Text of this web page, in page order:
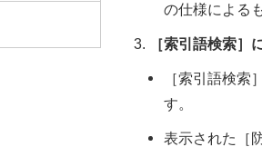
の仕様による
［索引語検索］
［索引語検
す。
表示された［